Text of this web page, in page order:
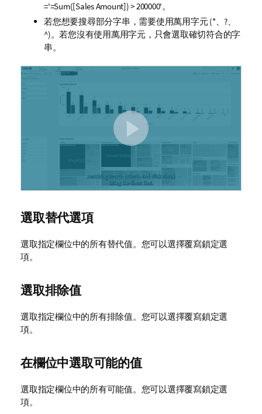
='=Sum([Sales Amount]) > 200000'。
若您想要搜尋部分字串，需要使用萬用字元 (*、?、
^)。若您沒有使用萬用字元，只會選取確切符合的字
串。
選取替代選項
選取指定欄位中的所有替代值。您可以選擇覆寫鎖定選
項。
選取排除值
選取指定欄位中的所有排除值。您可以選擇覆寫鎖定選
項。
在欄位中選取可能的值
選取指定欄位中的所有可能值。您可以選擇覆寫鎖定選
項。